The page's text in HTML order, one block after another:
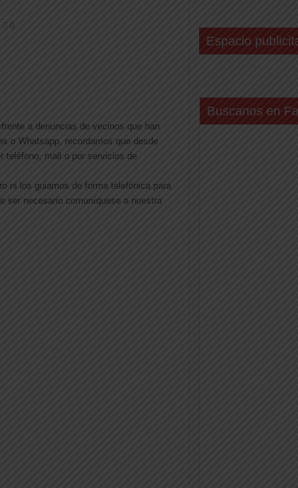
0
a denuncias de vecinos que han
o Whatsapp, recordamos que desde
teléfono, mail o por servicios de
ni los guiamos de forma telefónica para
ser necesario comuníquese a nuestra
Espacio
Buscanos en